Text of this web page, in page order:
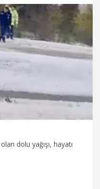
önemli yeri
Minyatür Füze Sistemi
dolu yağışı, hayatı